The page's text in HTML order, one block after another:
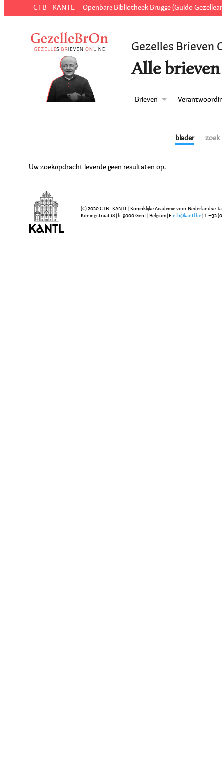
CTB - KANTL Openbare Bibliotheek Brugge (Guido
Gezelles Brieven
Alle brieven
Brieven
blader zoek
Uw zoekopdracht leverde geen resultaten op.
(C) 2020 CTB - KANTL | Koninklijke Academie voor Nederlandse
Koningstraat 18 | b-9000 Gent | Belgium | E ctb@kantl.be | T +32